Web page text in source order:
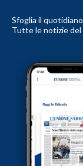
Sfoglia il
Tutte le notizie